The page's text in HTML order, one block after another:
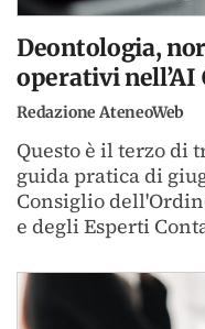
Deontologia,
operativi
Redazione AteneoWeb
Questo è il terzo di
guida pratica di
Consiglio
e degli Esperti